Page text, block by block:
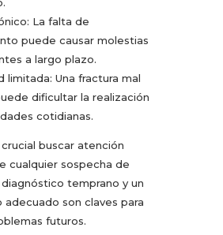
La falta de
puede causar molestias
a largo plazo.
limitada: Una fractura mal
dificultar la realización
cotidianas.
buscar atención
cualquier sospecha de
diagnóstico temprano y un
son claves para
futuros.